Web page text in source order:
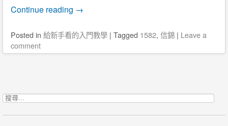
Continue reading →
Posted in 給新手看的入門教學 | Tagged 1582, 信錦 | Leave a
comment
搜尋關鍵字: